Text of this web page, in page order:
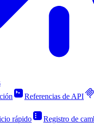
Referencias de API
rápido
Registro de